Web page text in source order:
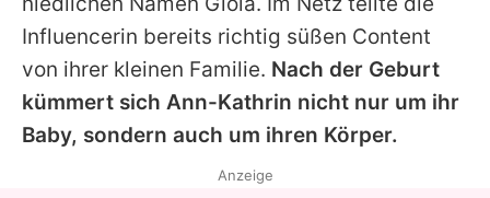
Influencerin bereits richtig süßen Content
von ihrer kleinen Familie. Nach der Geburt
kümmert sich Ann-Kathrin nicht nur um ihr
Baby, sondern auch um ihren Körper.
Anzeige